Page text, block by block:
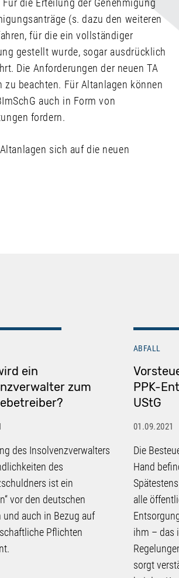
die Erteilung der Genehmigung
(s. dazu den weiteren
für die ein vollständiger
gestellt wurde, sogar ausdrücklich
Die Anforderungen der neuen TA
beachten. Für Altanlagen können
auch in Form von
fordern.
sich auf die neuen
ein
zum
des Insolvenzverwalters
des
ist ein
vor den deutschen
und auch in Bezug auf
Pflichten
ABFALL
PPK-
UStG
01.09.2021
Die
Hand
alle
ihm – das
sorgt